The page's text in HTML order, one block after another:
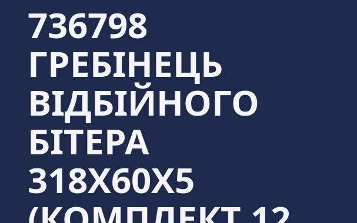
736798
ГРЕБІНЕЦЬ
ВІДБІЙНОГО
БІТЕРА
318Х60Х5